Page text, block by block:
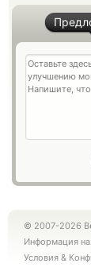
© 2007-2026
Информация на
Условия &